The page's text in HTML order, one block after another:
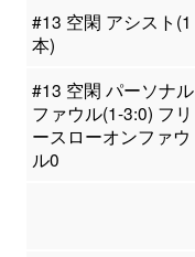
#13 空閑 アシスト(1
本)
#13 空閑 パーソナル
ファウル(1-3:0) フリ
ースローオンファウ
ル0